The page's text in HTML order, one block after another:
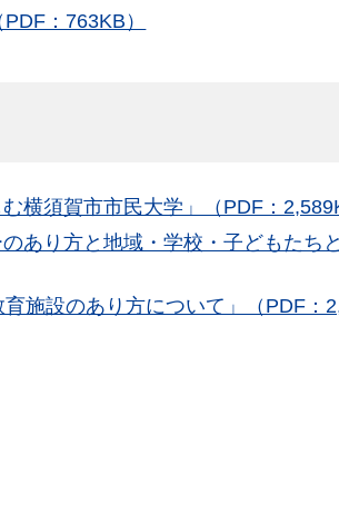
：763KB）
横須賀市市民大学」（PDF：
あり方と地域・学校・子どもたち
施設のあり方について」（PDF：